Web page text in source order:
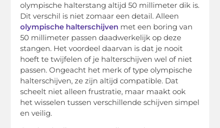
olympische halterstang altijd 50 millimeter dik is.
Dit verschil is niet zomaar een detail. Alleen
olympische halterschijven met een boring van
50 millimeter passen daadwerkelijk op deze
stangen. Het voordeel daarvan is dat je nooit
hoeft te twijfelen of je halterschijven wel of niet
passen. Ongeacht het merk of type olympische
halterschijven, ze zijn altijd compatible. Dat
scheelt niet alleen frustratie, maar maakt ook
het wisselen tussen verschillende schijven simpel
en veilig.